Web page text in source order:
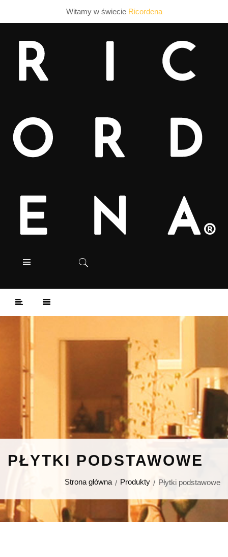
Witamy w świecie Ricordena
PŁYTKI PODSTAWOWE
Strona główna Produkty Płytki podstawowe